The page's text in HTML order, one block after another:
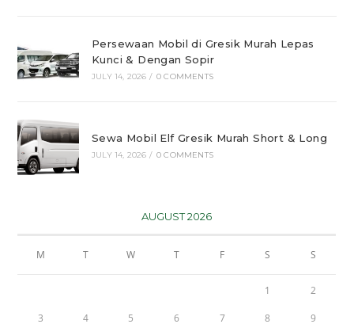
Persewaan Mobil di Gresik Murah Lepas
Kunci & Dengan Sopir
JULY 14, 2026 / 0 COMMENTS
Sewa Mobil Elf Gresik Murah Short & Long
JULY 14, 2026 / 0 COMMENTS
AUGUST 2026
M T W T F S S
1 2
3 4 5 6 7 8 9